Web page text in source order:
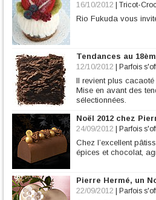
16/10/2012 Tricot-
Rio Fukuda vous
Tendances au
12/10/2012 Parfois
Il revient plus
Mise en avant des
sélectionnées.
Noël 2012 chez
24/09/2012 Parfois
Chez l’excellent
épices et chocolat,
Pierre Hermé, un
22/09/2012 Parfois